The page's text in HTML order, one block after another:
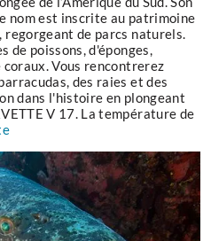
nom est inscrite au patrimoine
regorgeant de parcs naturels.
de poissons, d'éponges,
Vous rencontrerez
des raies et des
dans l'histoire en plongeant
V 17. La température de